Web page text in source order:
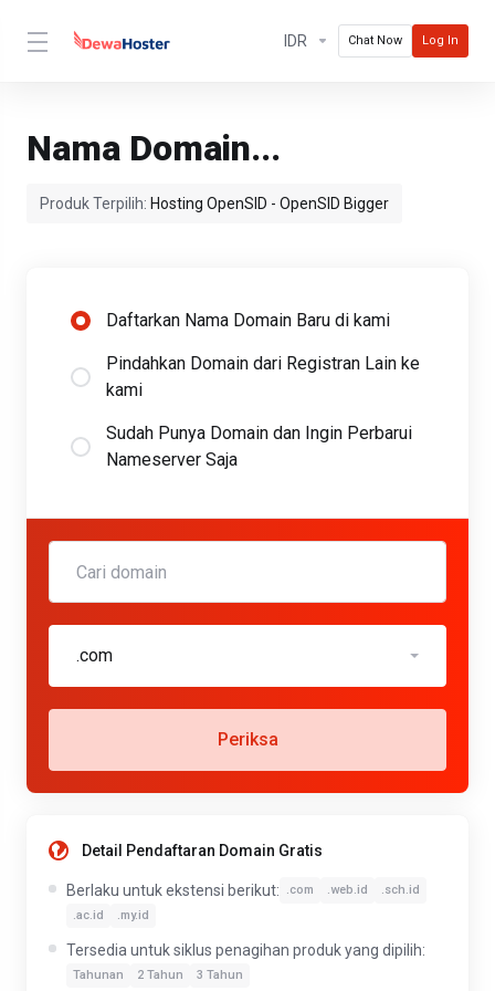
IDR Chat Now Log In
Nama Domain...
Produk Terpilih: Hosting OpenSID - OpenSID Bigger
Daftarkan Nama Domain Baru di kami
Pindahkan Domain dari Registran Lain ke
kami
Sudah Punya Domain dan Ingin Perbarui
Nameserver Saja
.com
Periksa
Detail Pendaftaran Domain Gratis
Berlaku untuk ekstensi berikut: .com .web.id
.sch.id
.ac.id
.my.id
Tersedia untuk siklus penagihan produk yang dipilih:
Tahunan 2 Tahun 3 Tahun